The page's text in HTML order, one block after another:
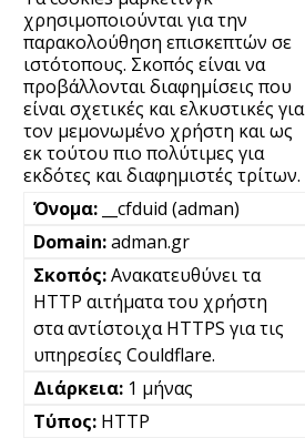
χρησιμοποιούνται για την
παρακολούθηση επισκεπτών σε
ιστότοπους. Σκοπός είναι να
προβάλλονται διαφημίσεις που
είναι σχετικές και ελκυστικές για
τον μεμονωμένο χρήστη και ως
εκ τούτου πιο πολύτιμες για
εκδότες και διαφημιστές τρίτων.
__cfduid (adman)
adman.gr
Ανακατευθύνει τα
HTTP αιτήματα του χρήστη
στα αντίστοιχα HTTPS για τις
υπηρεσίες Couldflare.
1 μήνας
HTTP